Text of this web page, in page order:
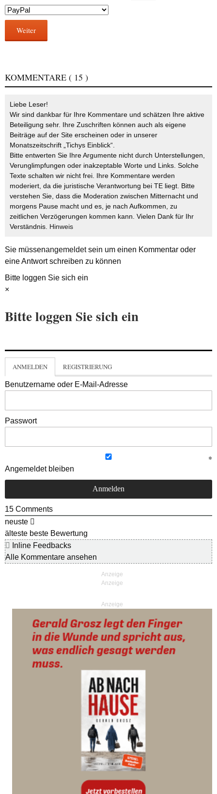
Weiter
KOMMENTARE ( 15 )
Liebe Leser!
Wir sind dankbar für Ihre Kommentare und schätzen Ihre aktive
Beteiligung sehr. Ihre Zuschriften können auch als eigene
Beiträge auf der Site erscheinen oder in unserer
Monatszeitschrift „Tichys Einblick“.
Bitte entwerten Sie Ihre Argumente nicht durch Unterstellungen,
Verunglimpfungen oder inakzeptable Worte und Links. Solche
Texte schalten wir nicht frei. Ihre Kommentare werden
moderiert, da die juristische Verantwortung bei TE liegt. Bitte
verstehen Sie, dass die Moderation zwischen Mitternacht und
morgens Pause macht und es, je nach Aufkommen, zu
zeitlichen Verzögerungen kommen kann. Vielen Dank für Ihr
Verständnis. Hinweis
Sie müssenangemeldetsein um einen Kommentar oder
eine Antwort schreiben zu können
Bitte loggen Sie sich ein
×
Bitte loggen Sie sich ein
ANMELDEN REGISTRIERUNG
Benutzername oder E-Mail-Adresse
Passwort
Angemeldet bleiben
15 Comments
neuste
älteste beste Bewertung
Inline Feedbacks
Alle Kommentare ansehen
Anzeige